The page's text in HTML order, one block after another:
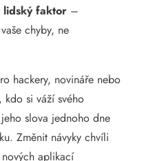
lidský faktor –
chyby, ne
hackery, novináře nebo
kdo si váží svého
slova jednoho dne
Změnit návyky chvíli
aplikací